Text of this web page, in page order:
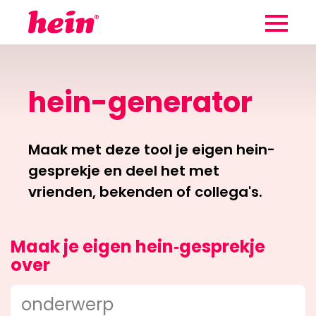
Zo werkt hein
Aan de slag
Klantverhalen
Team
Contact
hein-generator
Maak met deze tool je eigen hein-
gesprekje en deel het met
vrienden, bekenden of collega's.
Maak je eigen hein‑gesprekje
over
gebruik van
cookies
Cookies helpen ons begrijpen hoe
je de website gebruikt. Zo kunnen
we steeds verbeteren. Wil je
Cookies aanpassen
Alle cookies accepteren